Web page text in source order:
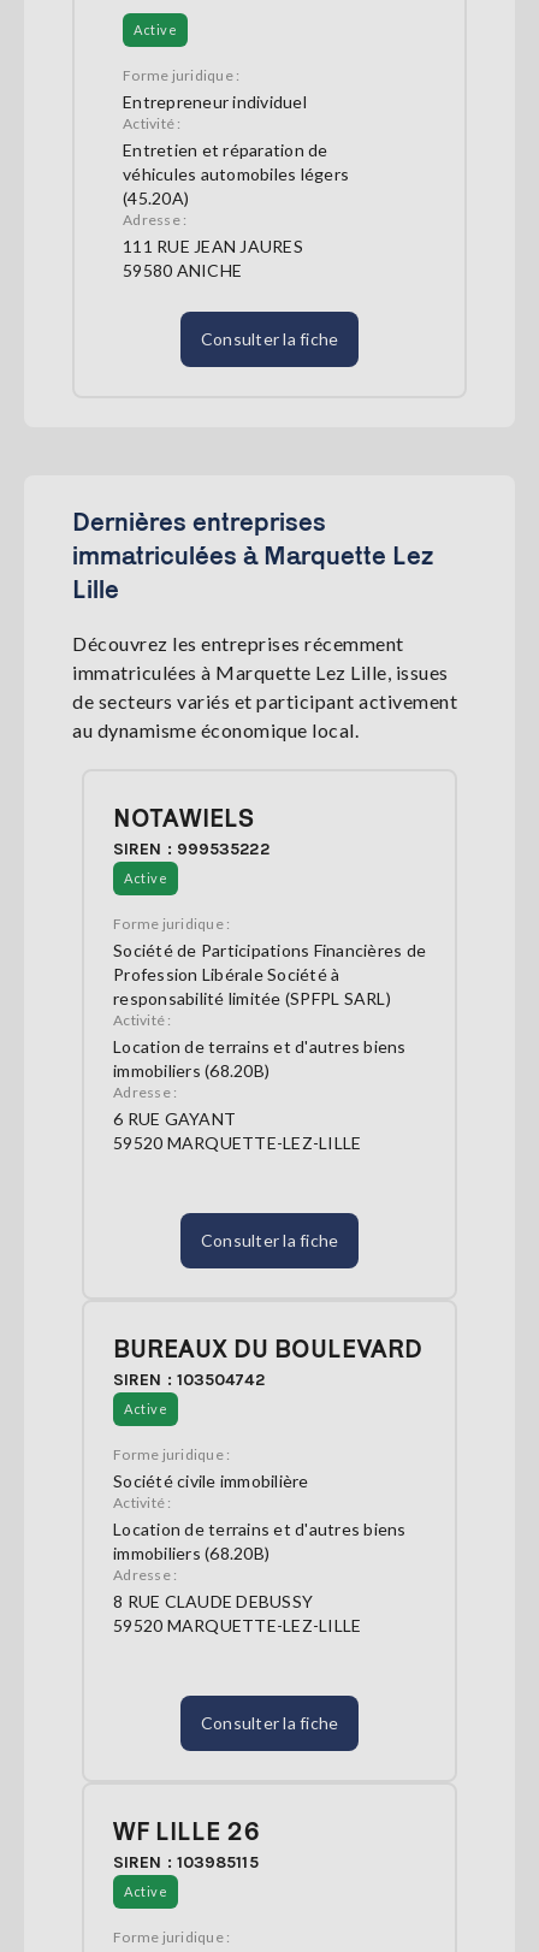
Active
Forme juridique :
Entrepreneur individuel
Activité :
Entretien et réparation de
véhicules automobiles légers
(45.20A)
Adresse :
111 RUE JEAN JAURES
59580 ANICHE
Consulter la fiche
Dernières entreprises
immatriculées à Marquette Lez
Lille
Découvrez les entreprises récemment
immatriculées à Marquette Lez Lille, issues
de secteurs variés et participant activement
au dynamisme économique local.
NOTAWIELS
SIREN : 999535222
Active
Forme juridique :
Société de Participations Financières de
Profession Libérale Société à
responsabilité limitée (SPFPL SARL)
Activité :
Location de terrains et d'autres biens
immobiliers (68.20B)
Adresse :
6 RUE GAYANT
59520 MARQUETTE-LEZ-LILLE
Consulter la fiche
BUREAUX DU BOULEVARD
SIREN : 103504742
Active
Forme juridique :
Société civile immobilière
Activité :
Location de terrains et d'autres biens
immobiliers (68.20B)
Adresse :
8 RUE CLAUDE DEBUSSY
59520 MARQUETTE-LEZ-LILLE
Consulter la fiche
WF LILLE 26
SIREN : 103985115
Active
Forme juridique :